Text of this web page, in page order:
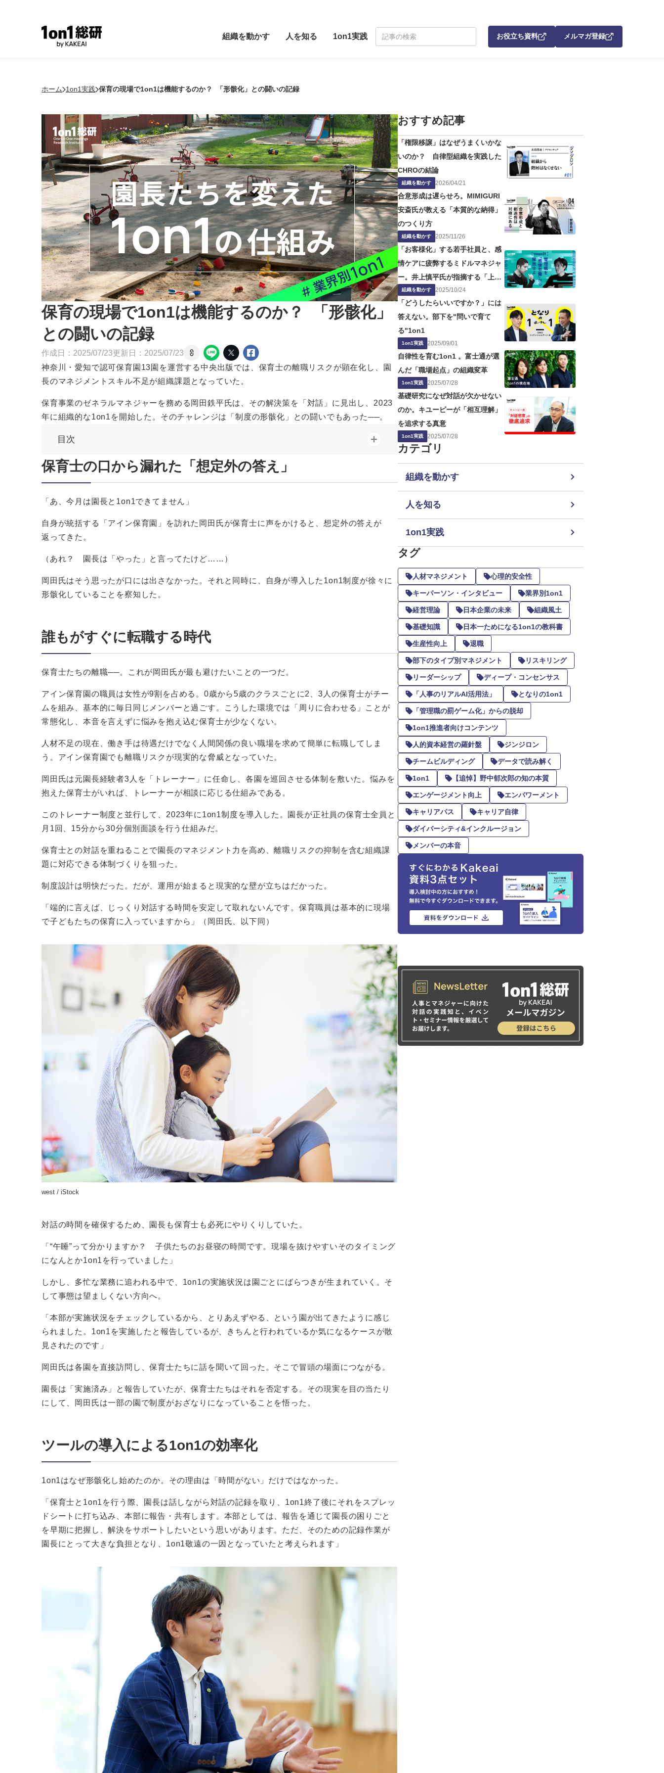
組織を動かす 人を知る 1on1実践 お役立ち資料 メルマガ登録
ホーム 1on1実践 保育の現場で1on1は機能するのか？ 「形骸化」との闘いの記録
保育の現場で1on1は機能するのか？ 「形骸化」
との闘いの記録
作成日： 2025/07/23更新日： 2025/07/23
神奈川・愛知で認可保育園13園を運営する中央出版では、保育士の離職リスクが顕在化し、園
長のマネジメントスキル不足が組織課題となっていた。
保育事業のゼネラルマネジャーを務める岡田鉄平氏は、その解決策を「対話」に見出し、2023
年に組織的な1on1を開始した。そのチャレンジは「制度の形骸化」との闘いでもあった──。
目次
保育士の口から漏れた「想定外の答え」
「あ、今月は園長と1on1できてません」
自身が統括する「アイン保育園」を訪れた岡田氏が保育士に声をかけると、想定外の答えが
返ってきた。
（あれ？ 園長は「やった」と言ってたけど……）
岡田氏はそう思ったが口には出さなかった。それと同時に、自身が導入した1on1制度が徐々に
形骸化していることを察知した。
誰もがすぐに転職する時代
保育士たちの離職──。これが岡田氏が最も避けたいことの一つだ。
アイン保育園の職員は女性が9割を占める。0歳から5歳のクラスごとに2、3人の保育士がチー
ムを組み、基本的に毎日同じメンバーと過ごす。こうした環境では「周りに合わせる」ことが
常態化し、本音を言えずに悩みを抱え込む保育士が少なくない。
人材不足の現在、働き手は待遇だけでなく人間関係の良い職場を求めて簡単に転職してしま
う。アイン保育園でも離職リスクが現実的な脅威となっていた。
岡田氏は元園長経験者3人を「トレーナー」に任命し、各園を巡回させる体制を敷いた。悩みを
抱えた保育士がいれば、トレーナーが相談に応じる仕組みである。
このトレーナー制度と並行して、2023年に1on1制度を導入した。園長が正社員の保育士全員と
月1回、15分から30分個別面談を行う仕組みだ。
保育士との対話を重ねることで園長のマネジメント力を高め、離職リスクの抑制を含む組織課
題に対応できる体制づくりを狙った。
制度設計は明快だった。だが、運用が始まると現実的な壁が立ちはだかった。
「端的に言えば、じっくり対話する時間を安定して取れないんです。保育職員は基本的に現場
で子どもたちの保育に入っていますから」（岡田氏、以下同）
west / iStock
対話の時間を確保するため、園長も保育士も必死にやりくりしていた。
「“午睡”って分かりますか？ 子供たちのお昼寝の時間です。現場を抜けやすいそのタイミング
になんとか1on1を行っていました」
しかし、多忙な業務に追われる中で、1on1の実施状況は園ごとにばらつきが生まれていく。そ
して事態は望ましくない方向へ。
「本部が実施状況をチェックしているから、とりあえずやる、という園が出てきたように感じ
られました。1on1を実施したと報告しているが、きちんと行われているか気になるケースが散
見されたのです」
岡田氏は各園を直接訪問し、保育士たちに話を聞いて回った。そこで冒頭の場面につながる。
園長は「実施済み」と報告していたが、保育士たちはそれを否定する。その現実を目の当たり
にして、岡田氏は一部の園で制度がおざなりになっていることを悟った。
ツールの導入による1on1の効率化
1on1はなぜ形骸化し始めたのか。その理由は「時間がない」だけではなかった。
「保育士と1on1を行う際、園長は話しながら対話の記録を取り、1on1終了後にそれをスプレッ
ドシートに打ち込み、本部に報告・共有します。本部としては、報告を通じて園長の困りごと
を早期に把握し、解決をサポートしたいという思いがあります。ただ、そのための記録作業が
園長にとって大きな負担となり、1on1敬遠の一因となっていたと考えられます」
おすすめ記事
「権限移譲」はなぜうまくいかな
いのか？ 自律型組織を実践した
CHROの結論
組織を動かす 2026/04/21
合意形成は遅らせろ。MIMIGURI
安斎氏が教える「本質的な納得」
のつくり方
組織を動かす 2025/11 /26
「お客様化」する若手社員と、感
情ケアに疲弊するミドルマネジャ
ー。井上慎平氏が指摘する「上司
の役割」の問題点
組織を動かす 2025/10/24
「どうしたらいいですか？」には
答えない。部下を"問いで育て
る"1on1
1on1実践 2025/09/01
自律性を育む1on1 。富士通が選
んだ「職場起点」の組織変革
1on1実践 2025/07/28
基礎研究になぜ対話が欠かせない
のか。キユーピーが「相互理解」
を追求する真意
1on1実践 2025/07/28
カテゴリ
組織を動かす
人を知る
1on1実践
タグ
人材マネジメント 心理的安全性
キーパーソン・インタビュー 業界別1on1
経営理論 日本企業の未来 組織風土
基礎知識 日本一ためになる1on1の教科書
生産性向上 退職
部下のタイプ別マネジメント リスキリング
リーダーシップ ディープ・コンセンサス
「人事のリアルAI活用法」 となりの1on1
「管理職の罰ゲーム化」からの脱却
1on1推進者向けコンテンツ
人的資本経営の羅針盤 ジンジロン
チームビルディング データで読み解く
1on1 【追悼】野中郁次郎の知の本質
エンゲージメント向上 エンパワーメント
キャリアパス キャリア自律
ダイバーシティ&インクルージョン
メンバーの本音